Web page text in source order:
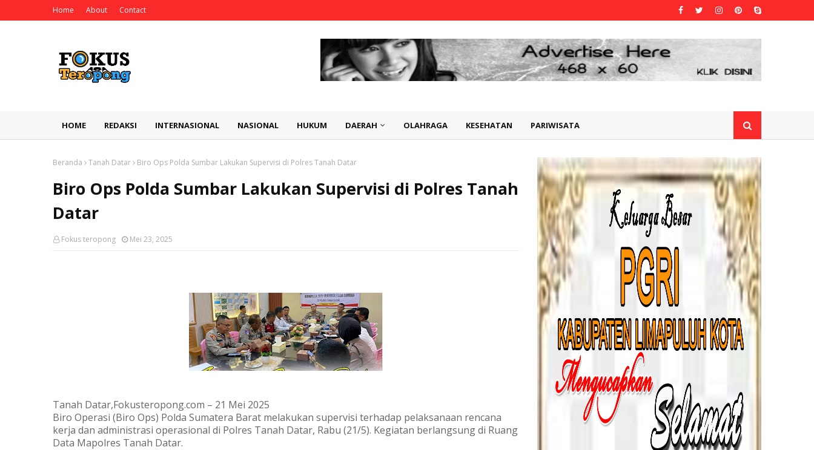
Home About Contact
HOME REDAKSI INTERNASIONAL NASIONAL HUKUM DAERAH OLAHRAGA KESEHATAN PARIWISATA
Beranda Tanah Datar Biro Ops Polda Sumbar Lakukan Supervisi di Polres Tanah Datar
Biro Ops Polda Sumbar Lakukan Supervisi di Polres Tanah
Datar
Fokus teropong Mei 23, 2025
Tanah Datar,Fokusteropong.com – 21 Mei 2025
Biro Operasi (Biro Ops) Polda Sumatera Barat melakukan supervisi terhadap pelaksanaan rencana
kerja dan administrasi operasional di Polres Tanah Datar, Rabu (21/5). Kegiatan berlangsung di Ruang
Data Mapolres Tanah Datar.